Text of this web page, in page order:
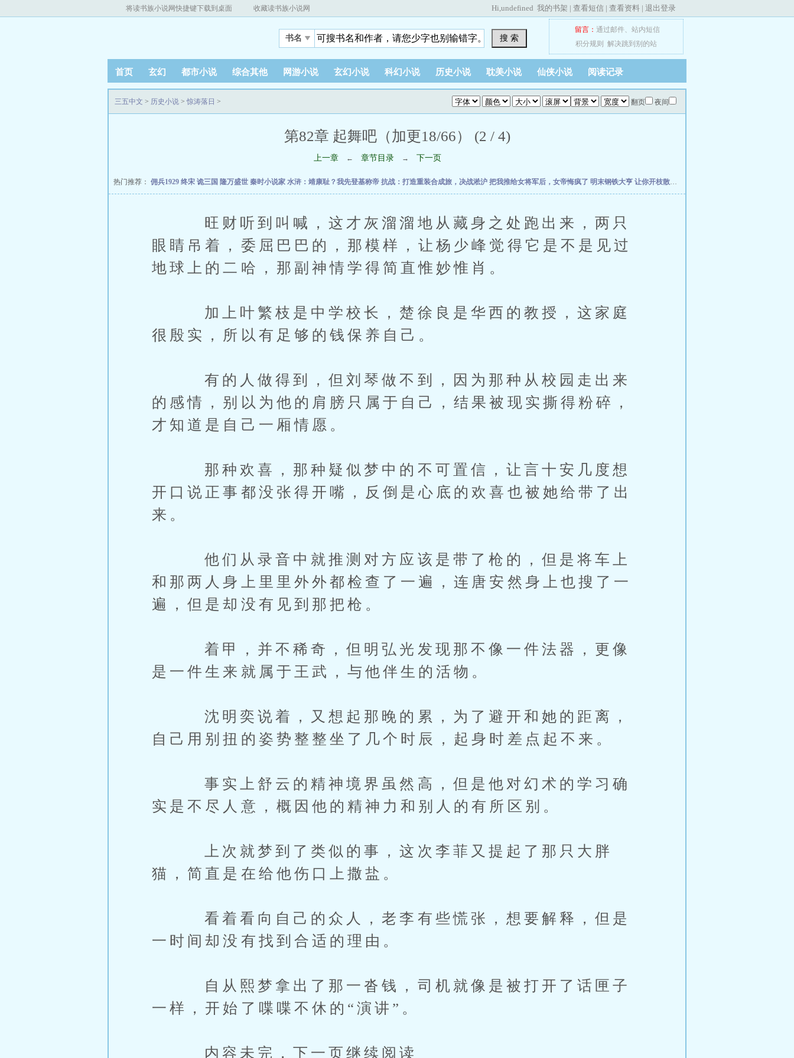
将读书族小说网快捷键下载到桌面 收藏读书族小说网 Hi,undefined 我的书架 | 查看短信 | 查看资料 | 退出登录
书名 搜 索
留言： 通过邮件、 站内短信
积分规则
解决跳到别的站
首页 玄幻 都市小说 综合其他 网游小说 玄幻小说 科幻小说 历史小说 耽美小说 仙侠小说 阅读记录
翻页 夜间
三五中文 > 历史小说 > 惊涛落日 >
第82章 起舞吧（加更18/66） (2 / 4)
上一章 ← 章节目录 → 下一页
热门推荐： 佣兵1929 终宋 诡三国 隆万盛世 秦时小说家 水浒：靖康耻？我先登基称帝 抗战：打造重装合成旅，决战淞沪 把我推给女将军后，女帝悔疯了 明末钢铁大亨 让你开枝散叶，你带七名罪女造反？
旺财听到叫喊，这才灰溜溜地从藏身之处跑出来，两只
眼睛吊着，委屈巴巴的，那模样，让杨少峰觉得它是不是见过
地球上的二哈，那副神情学得简直惟妙惟肖。
加上叶繁枝是中学校长，楚徐良是华西的教授，这家庭
很殷实，所以有足够的钱保养自己。
有的人做得到，但刘琴做不到，因为那种从校园走出来
的感情，别以为他的肩膀只属于自己，结果被现实撕得粉碎，
才知道是自己一厢情愿。
那种欢喜，那种疑似梦中的不可置信，让言十安几度想
开口说正事都没张得开嘴，反倒是心底的欢喜也被她给带了出
来。
他们从录音中就推测对方应该是带了枪的，但是将车上
和那两人身上里里外外都检查了一遍，连唐安然身上也搜了一
遍，但是却没有见到那把枪。
着甲，并不稀奇，但明弘光发现那不像一件法器，更像
是一件生来就属于王武，与他伴生的活物。
沈明奕说着，又想起那晚的累，为了避开和她的距离，
自己用别扭的姿势整整坐了几个时辰，起身时差点起不来。
事实上舒云的精神境界虽然高，但是他对幻术的学习确
实是不尽人意，概因他的精神力和别人的有所区别。
上次就梦到了类似的事，这次李菲又提起了那只大胖
猫，简直是在给他伤口上撒盐。
看着看向自己的众人，老李有些慌张，想要解释，但是
一时间却没有找到合适的理由。
自从熙梦拿出了那一沓钱，司机就像是被打开了话匣子
一样，开始了喋喋不休的“演讲”。
内容未完，下一页继续阅读